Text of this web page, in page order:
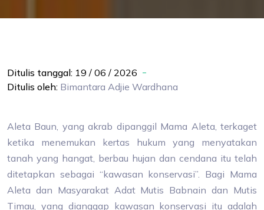
Ditulis tanggal: 19 / 06 / 2026
Ditulis oleh: Bimantara Adjie Wardhana
Aleta Baun, yang akrab dipanggil Mama Aleta, terkaget
ketika menemukan kertas hukum yang menyatakan
tanah yang hangat, berbau hujan dan cendana itu telah
ditetapkan sebagai “kawasan konservasi”. Bagi Mama
Aleta dan Masyarakat Adat Mutis Babnain dan Mutis
Timau, yang dianggap kawasan konservasi itu adalah